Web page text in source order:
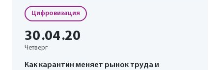
Цифровизация
30.04.20
Четверг
Как карантин меняет рынок труда и